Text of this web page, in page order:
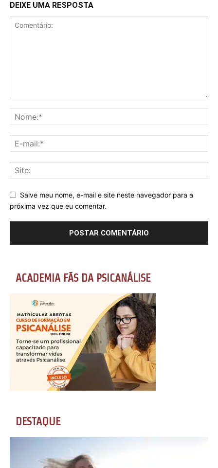
DEIXE UMA RESPOSTA
Salve meu nome, e-mail e site neste navegador para a
próxima vez que eu comentar.
ACADEMIA FÃS DA PSICANÁLISE
DESTAQUE